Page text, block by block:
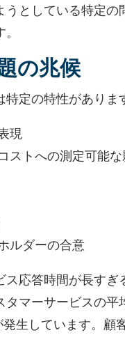
としている特定
の兆候
定の特性がありま
現
ストへの測定可能
ルダーの合意
応答時間が長す
マーサービスの
生しています。